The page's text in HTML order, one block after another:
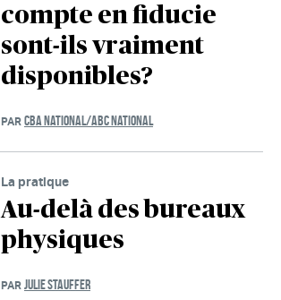
compte en fiducie
sont-ils vraiment
disponibles?
PAR CBA NATIONAL/ABC NATIONAL
La pratique
Au-delà des bureaux
physiques
PAR JULIE STAUFFER